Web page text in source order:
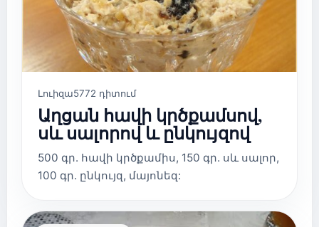
Լուիզա5772 դիտում
Աղցան հավի կրծքամսով,
սև սալորով և ընկույզով
500 գր. հավի կրծքամիս, 150 գր. սև սալոր,
100 գր. ընկույզ, մայոնեզ: